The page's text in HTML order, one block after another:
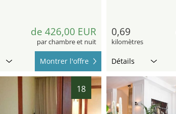
de 426,00 EUR
par chambre et nuit
Montrer l'offre
0,69
kilomètres
Détails
18